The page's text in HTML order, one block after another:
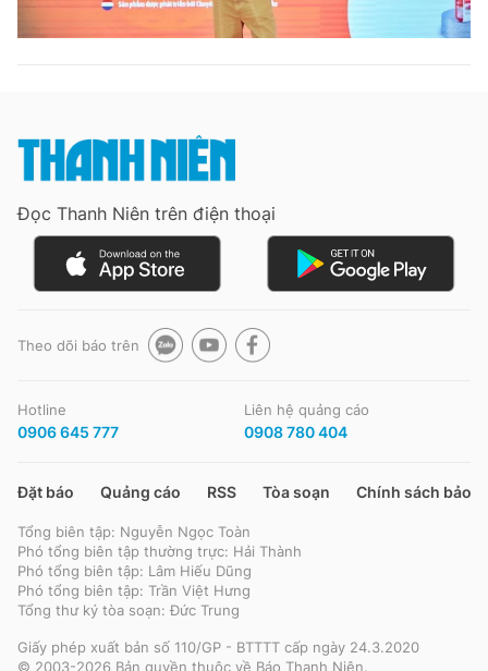
Phó tổng biên tập: Trần Việt Hưng
Tổng thư ký tòa soạn: Đức Trung
Giấy phép xuất bản số 110/GP - BTTTT cấp ngày 24.3.2020
© 2003-2026 Bản quyền thuộc về Báo Thanh Niên. Cấm sao chép
dưới mọi hình thức nếu không có sự chấp thuận bằng văn bản.
Phát triển bởi ePi Technologies, JSC.
Đọc Thanh Niên trên điện thoại
Theo dõi báo trên
Hotline
0906 645 777
Liên hệ quảng cáo
0908 780 404
Đặt báo Quảng cáo RSS Tòa soạn Chính sách bảo
Tổng biên tập: Nguyễn Ngọc Toàn
Phó tổng biên tập thường trực: Hải Thành
Phó tổng biên tập: Lâm Hiếu Dũng
Phó tổng biên tập: Trần Việt Hưng
Tổng thư ký tòa soạn: Đức Trung
Giấy phép xuất bản số 110/GP - BTTTT cấp ngày 24.3.2020
© 2003-2026 Bản quyền thuộc về Báo Thanh Niên.